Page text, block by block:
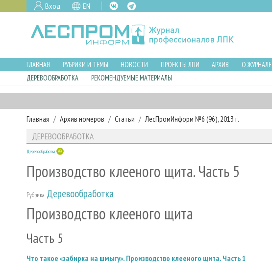
Вход EN
ГЛАВНАЯ РУБРИКИ И ТЕМЫ НОВОСТИ ПРОЕКТЫ ЛПИ АРХИВ О ЖУРНАЛЕ
ДЕРЕВООБРАБОТКА
РЕКОМЕНДУЕМЫЕ МАТЕРИАЛЫ
Главная Архив номеров Статьи ЛесПромИнформ №6 (96), 2013 г.
ДЕРЕВООБРАБОТКА
Деревообработка
Производство клееного щита. Часть 5
Рубрика Деревообработка
Производство клееного щита
Часть 5
Что такое «забирка на шмыгу». Производство клееного щита. Часть 1